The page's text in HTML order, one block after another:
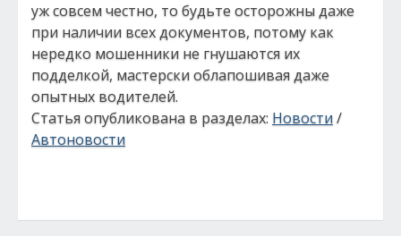
уж совсем честно, то будьте осторожны даже
при наличии всех документов, потому как
нередко мошенники не гнушаются их
подделкой, мастерски облапошивая даже
опытных водителей.
Статья опубликована в разделах: Новости/
Автоновости